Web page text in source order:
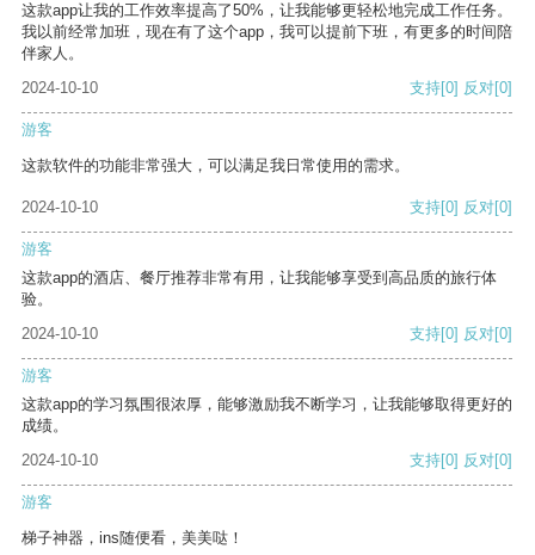
这款app让我的工作效率提高了50%，让我能够更轻松地完成工作任务。
我以前经常加班，现在有了这个app，我可以提前下班，有更多的时间陪
伴家人。
2024-10-10
支持[0] 反对[0]
游客
这款软件的功能非常强大，可以满足我日常使用的需求。
2024-10-10 支持[0] 反对[0]
游客
这款app的酒店、餐厅推荐非常有用，让我能够享受到高品质的旅行体
验。
2024-10-10
支持[0] 反对[0]
游客
这款app的学习氛围很浓厚，能够激励我不断学习，让我能够取得更好的
成绩。
2024-10-10
支持[0] 反对[0]
游客
梯子神器，ins随便看，美美哒！